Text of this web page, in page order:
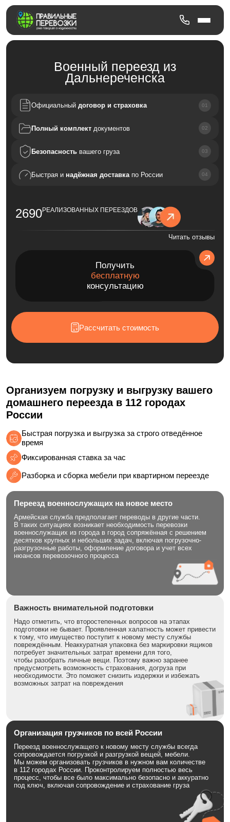
Военный переезд из
Дальнереченска
Официальный договор и страховка
Полный комплект документов
Безопасность вашего груза
Быстрая и надёжная доставка по России
2690РЕАЛИЗОВАННЫХ ПЕРЕЕЗДОВ
Получить
бесплатную
консультацию
Рассчитать стоимость
Организуем погрузку и выгрузку вашего
домашнего переезда в 112 городах
России
Быстрая погрузка и выгрузка за строго отведённое
время
Фиксированная ставка за час
Разборка и сборка мебели при квартирном переезде
Переезд военнослужащих на новое место
Армейская служба предполагает переводы в другие части.
В таких ситуациях возникает необходимость перевозки
военнослужащих из города в город сопряжённая с решением
десятков крупных и небольших задач, включая погрузочно-
разгрузочные работы, оформление договора и учет всех
нюансов перевозочного процесса
Важность внимательной подготовки
Надо отметить, что второстепенных вопросов на этапах
подготовки не бывает. Проявленная халатность может привести
к тому, что имущество поступит к новому месту службы
повреждённым. Неаккуратная упаковка без маркировки ящиков
потребует значительных затрат времени для того,
чтобы разобрать личные вещи. Поэтому важно заранее
предусмотреть возможность страхования, догруза при
необходимости. Это поможет снизить издержки и избежать
возможных затрат на повреждения
Организация грузчиков по всей России
Переезд военнослужащего к новому месту службы всегда
сопровождается погрузкой и разгрузкой вещей, мебели.
Мы можем организовать грузчиков в нужном вам количестве
в 112 городах России. Проконтролируем полностью весь
процесс, чтобы все было максимально безопасно и аккуратно
под ключ, включая сопровождение и страхование груза